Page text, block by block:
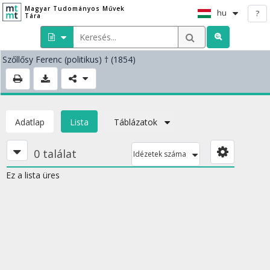
Magyar Tudományos Művek
Tára
hu ?
Szőllősy Ferenc (politikus) † (1854)
Adatlap Lista Táblázatok
0 találat Idézetek száma
Ez a lista üres